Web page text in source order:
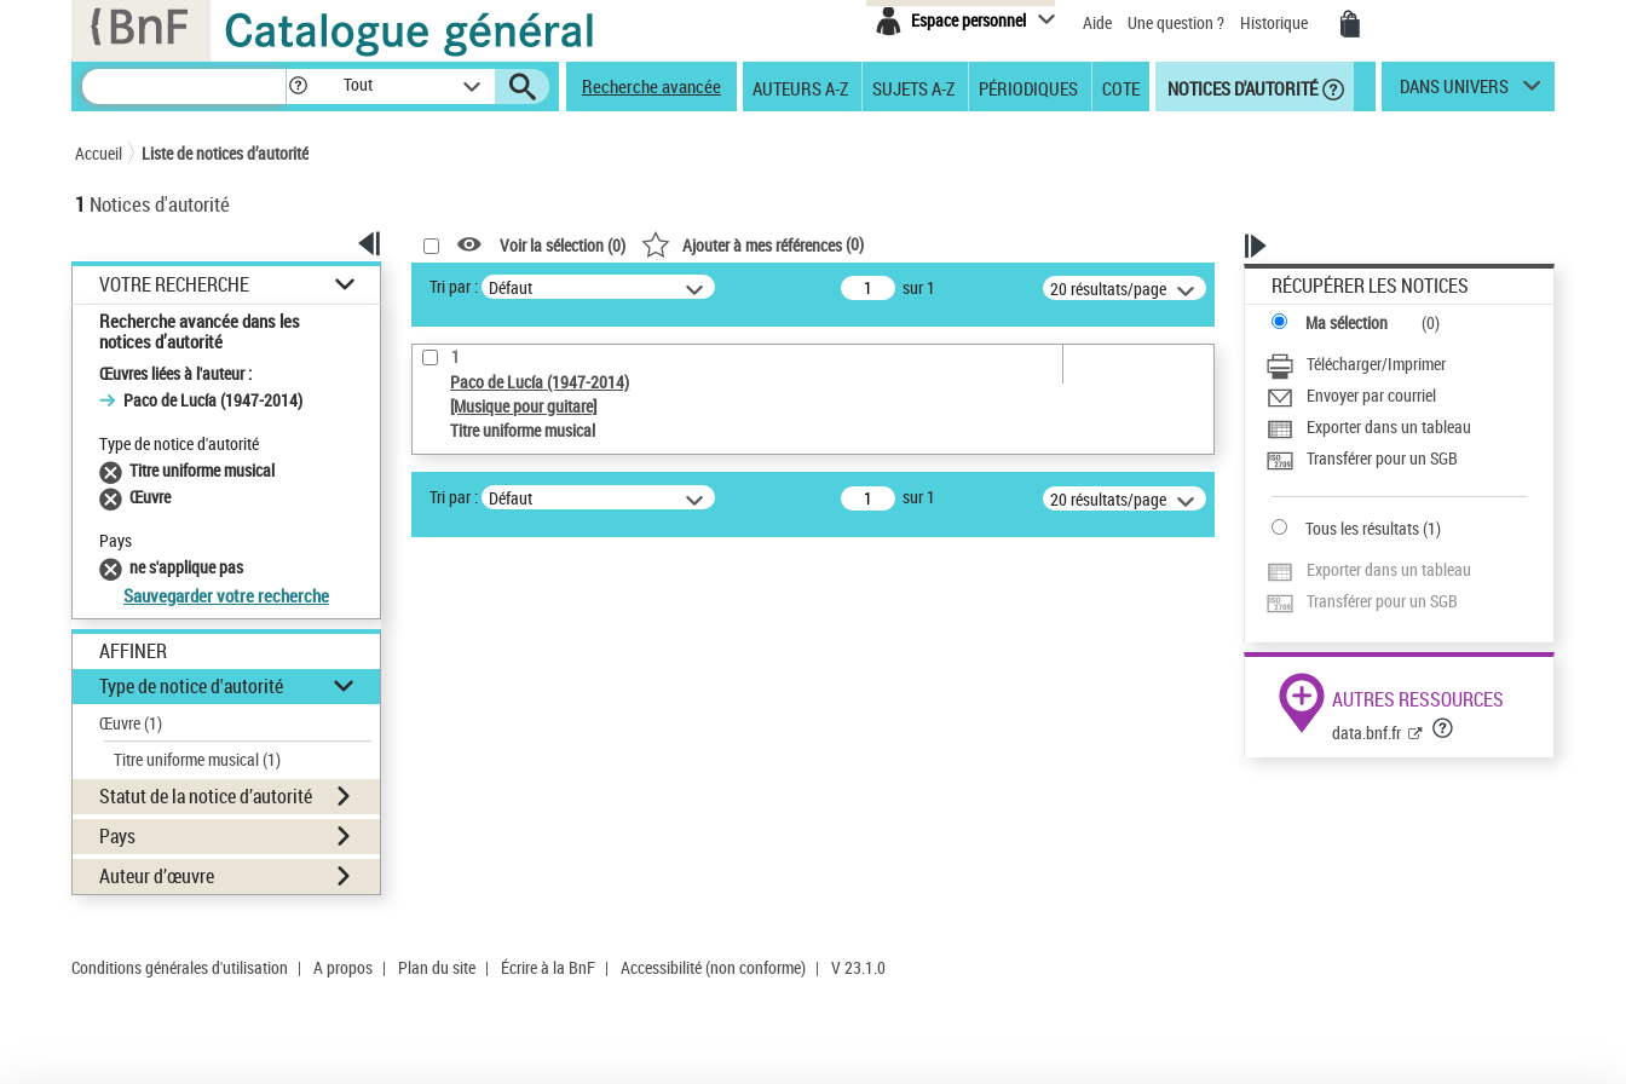
Espace personnel Aide Une question ? Historique
Tout Recherche avancée AUTEURS A-Z SUJETS A-Z PÉRIODIQUES COTE NOTICES D'AUTORITÉ DANS UNIVERS
Accueil Liste de notices d’autorité
1 Notices d'autorité
VOTRE RECHERCHE
Recherche avancée dans les
notices d’autorité
Œuvres liées à l'auteur :
Paco de Lucía (1947-2014)
Type de notice d'autorité
Titre uniforme musical
Œuvre
Pays
ne s'applique pas
Sauvegarder votre recherche
AFFINER
Type de notice d'autorité
Œuvre(1)
Titre uniforme musical(1)
Statut de la notice d’autorité
Pays
Auteur d’œuvre
Voir la sélection (0) Ajouter à mes références(0)
Tri par : Défaut sur 1 20 résultats/page
1
Paco de Lucía (1947-2014)
[Musique pour guitare]
Titre uniforme musical
Tri par : Défaut sur 1 20 résultats/page
RÉCUPÉRER LES NOTICES
Ma sélection (0)
Télécharger/Imprimer
Envoyer par courriel
Exporter dans un tableau
Transférer pour un SGB
Tous les résultats(1)
Exporter dans un tableau
Transférer pour un SGB
AUTRES RESSOURCES
data.bnf.fr
Conditions générales d'utilisation | A propos | Plan du site | Écrire à la BnF | Accessibilité (non conforme) | V 23.1.0
Panneau de gestion des cookies